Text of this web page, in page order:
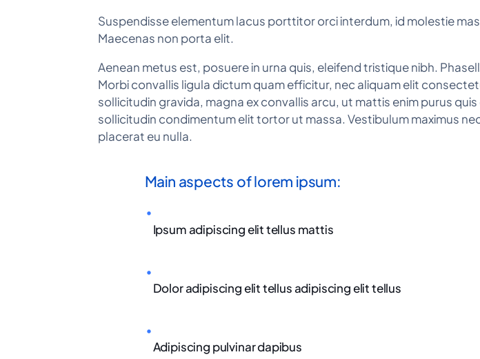
Suspendisse elementum lacus porttitor orci interdum, id molestie
Maecenas non porta elit.
Aenean metus est, posuere in urna quis, eleifend tristique nibh.
Morbi convallis ligula dictum quam efficitur, nec aliquam elit
sollicitudin gravida, magna ex convallis arcu, ut mattis enim purus
sollicitudin condimentum elit tortor ut massa. Vestibulum maximus
placerat eu nulla.
Main aspects of lorem ipsum:
Ipsum adipiscing elit tellus mattis
Dolor adipiscing elit tellus adipiscing elit tellus
Adipiscing pulvinar dapibus